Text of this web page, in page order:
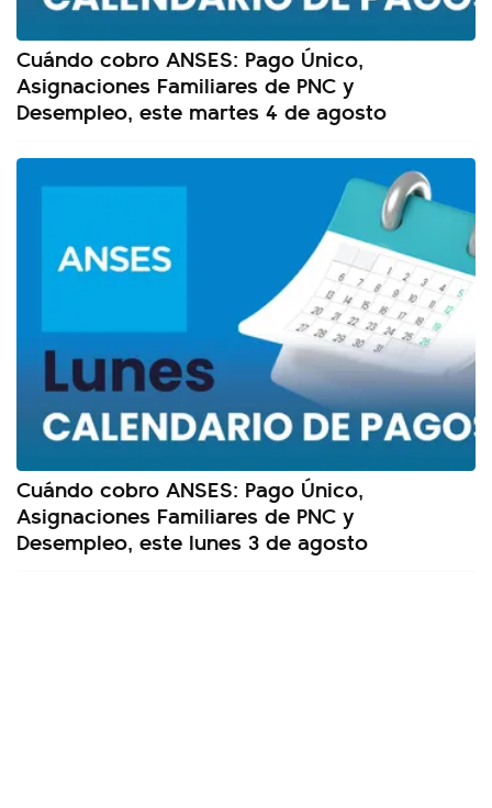
Cuándo cobro ANSES: Pago Único,
Asignaciones Familiares de PNC y
Desempleo, este martes 4 de agosto
Cuándo cobro ANSES: Pago Único,
Asignaciones Familiares de PNC y
Desempleo, este lunes 3 de agosto